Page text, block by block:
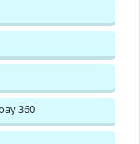
360